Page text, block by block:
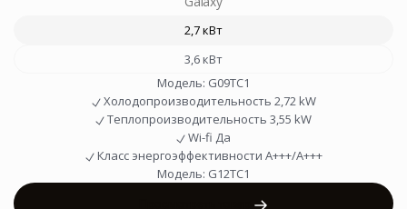
2,7 кВт
3,6 кВт
Модель: G09TC1
Холодопроизводительность 2,72 kW
Теплопроизводительность 3,55 kW
Wi-fi Да
Класс энергоэффективности A+++/A+++
Модель: G12TC1